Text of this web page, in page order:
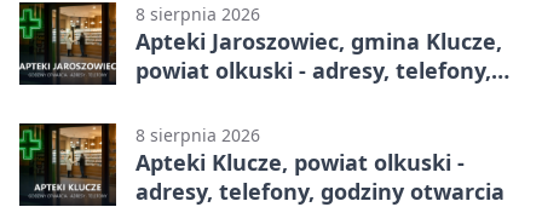
8 sierpnia 2026
Apteki Jaroszowiec, gmina Klucze,
powiat olkuski - adresy, telefony,
8 sierpnia 2026
Apteki Klucze, powiat olkuski -
adresy, telefony, godziny otwarcia